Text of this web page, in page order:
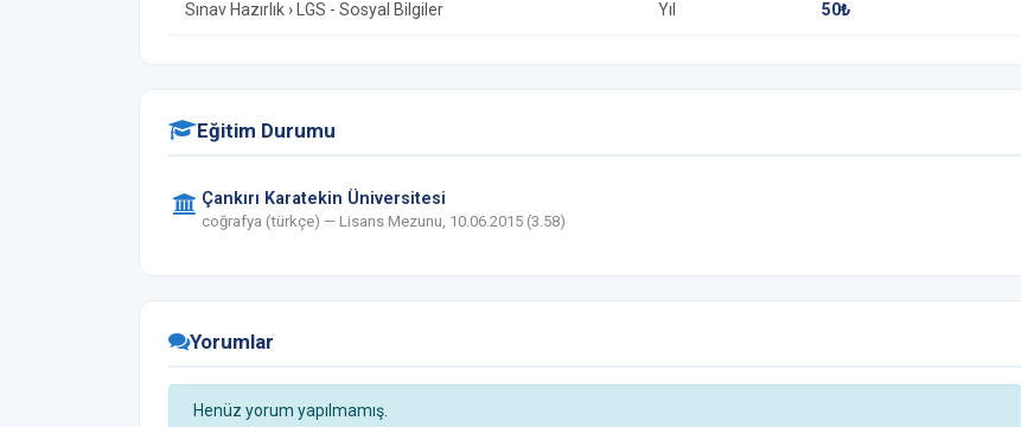
Sınav Hazırlık › LGS - Sosyal Bilgiler Yıl 50₺
Eğitim Durumu
Çankırı Karatekin Üniversitesi
coğrafya (türkçe) — Lisans Mezunu, 10.06.2015 (3.58)
Yorumlar
Henüz yorum yapılmamış.